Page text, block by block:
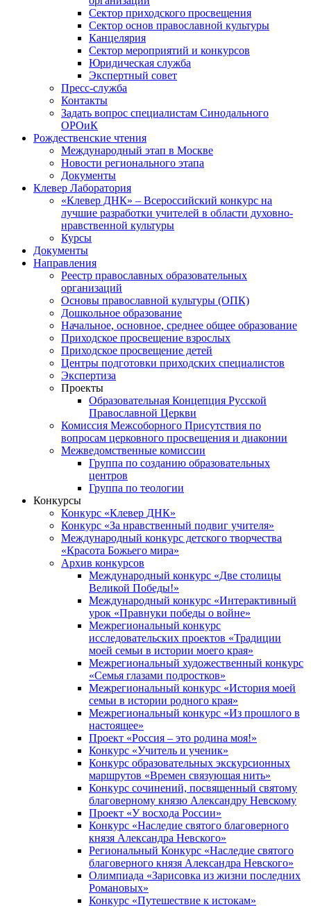
Сектор приходского просвещения
Сектор основ православной культуры
Канцелярия
Сектор мероприятий и конкурсов
Юридическая служба
Экспертный совет
Пресс-служба
Контакты
Задать вопрос специалистам Синодального
ОРОиК
Рождественские чтения
Международный этап в Москве
Новости регионального этапа
Документы
Клевер Лаборатория
«Клевер ДНК» – Всероссийский конкурс на
лучшие разработки учителей в области духовно-
нравственной культуры
Курсы
Документы
Направления
Реестр православных образовательных
организаций
Основы православной культуры (ОПК)
Дошкольное образование
Начальное, основное, среднее общее образование
Приходское просвещение взрослых
Приходское просвещение детей
Центры подготовки приходских специалистов
Экспертиза
Проекты
Образовательная Концепция Русской
Православной Церкви
Комиссия Межсоборного Присутствия по
вопросам церковного просвещения и диаконии
Межведомственные комиссии
Группа по созданию образовательных
центров
Группа по теологии
Конкурсы
Конкурс «Клевер ДНК»
Конкурс «За нравственный подвиг учителя»
Международный конкурс детского творчества
«Красота Божьего мира»
Архив конкурсов
Международный конкурс «Две столицы
Великой Победы!»
Международный конкурс «Интерактивный
урок «Правнуки победы о войне»
Межрегиональный конкурс
исследовательских проектов «Традиции
моей семьи в истории моего края»
Межрегиональный художественный конкурс
«Семья глазами подростков»
Межрегиональный конкурс «История моей
семьи в истории родного края»
Межрегиональный конкурс «Из прошлого в
настоящее»
Проект «Россия – это родина моя!»
Конкурс «Учитель и ученик»
Конкурс образовательных экскурсионных
маршрутов «Времен связующая нить»
Конкурс сочинений, посвященный святому
благоверному князю Александру Невскому
Проект «У восхода России»
Конкурс «Наследие святого благоверного
князя Александра Невского»
Региональный Конкурс «Наследие святого
благоверного князя Александра Невского»
Олимпиада «Зарисовка из жизни последних
Романовых»
Конкурс «Путешествие к истокам»